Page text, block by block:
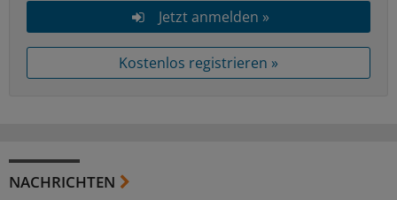
Jetzt anmelden »
Kostenlos registrieren »
NACHRICHTEN